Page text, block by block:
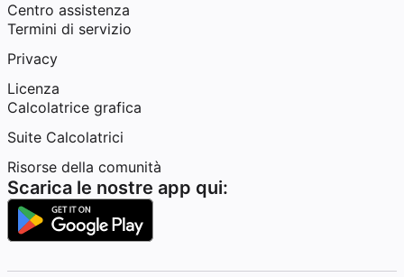
Centro assistenza
Termini di servizio
Privacy
Licenza
Calcolatrice grafica
Suite Calcolatrici
Risorse della comunità
Scarica le nostre app qui: